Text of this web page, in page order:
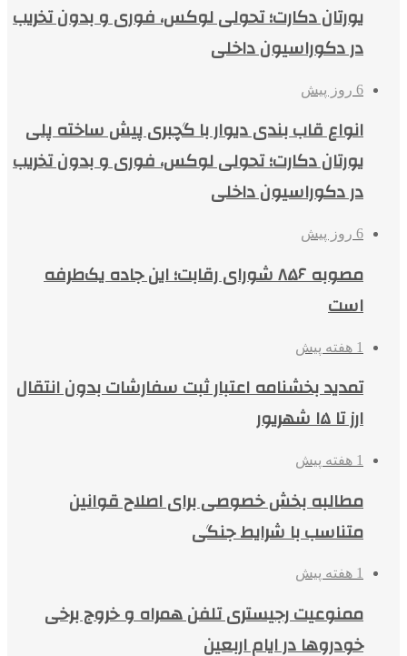
یورتان دکارت؛ تحولی لوکس، فوری و بدون تخریب
در دکوراسیون داخلی
6 روز پیش
انواع قاب بندی دیوار با گچبری پیش ساخته پلی
یورتان دکارت؛ تحولی لوکس، فوری و بدون تخریب
در دکوراسیون داخلی
6 روز پیش
مصوبه ۸۵۶ شورای رقابت؛ این جاده یک‌طرفه
است
1 هفته پیش
تمدید بخشنامه اعتبار ثبت سفارشات بدون انتقال
ارز تا ۱۵ شهریور
1 هفته پیش
مطالبه بخش خصوصی برای اصلاح قوانین
متناسب با شرایط جنگی
1 هفته پیش
ممنوعیت رجیستری تلفن همراه و خروج برخی
خودروها در ایام اربعین